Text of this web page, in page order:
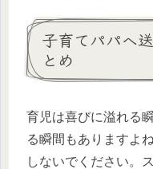
子育てパパへ
とめ
育児は喜びに溢れる
る瞬間もありますよ
しないでください。